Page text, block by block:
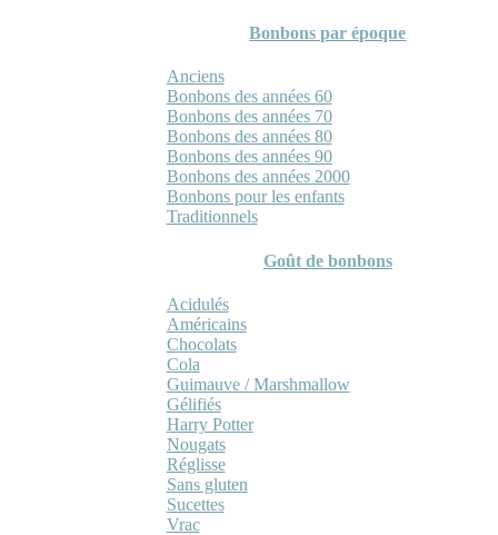
Bonbons par époque
Anciens
Bonbons des années 60
Bonbons des années 70
Bonbons des années 80
Bonbons des années 90
Bonbons des années 2000
Bonbons pour les enfants
Traditionnels
Goût de bonbons
Acidulés
Américains
Chocolats
Cola
Guimauve / Marshmallow
Gélifiés
Harry Potter
Nougats
Réglisse
Sans gluten
Sucettes
Vrac